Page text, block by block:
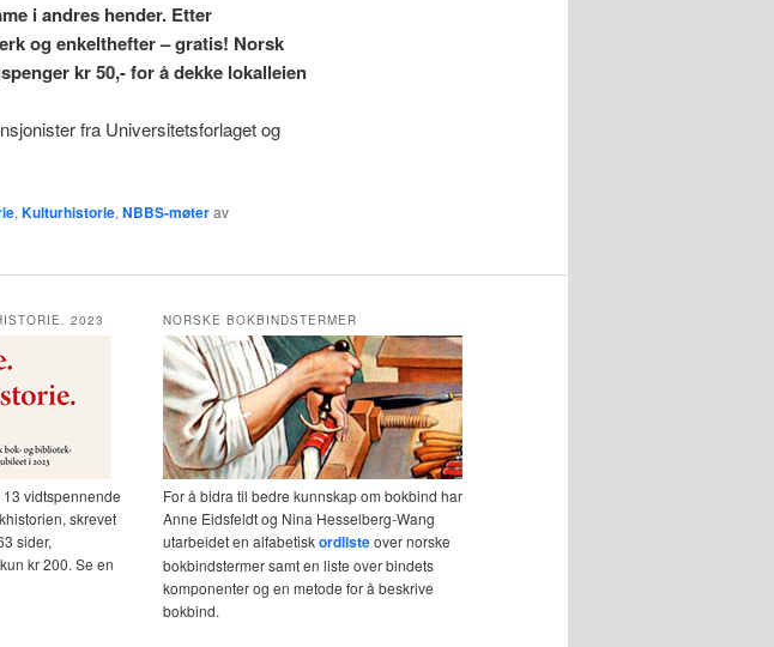
i andres hender. Etter
og enkelthefter – gratis! Norsk
kr 50,- for å dekke lokalleien
fra Universitetsforlaget og
,Kulturhistorie,NBBS-møterav
2023
vidtspennende
skrevet
sider,
kr 200. Se en
NORSKE BOKBINDSTERMER
For å bidra til bedre kunnskap om bokbind har
Anne Eidsfeldt og Nina Hesselberg-Wang
utarbeidet en alfabetiskordlisteover norske
bokbindstermer samt en liste over bindets
komponenter og en metode for å beskrive
bokbind.